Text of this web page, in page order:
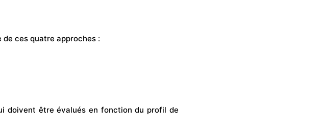
ces quatre approches :
doivent être évalués en fonction du profil de